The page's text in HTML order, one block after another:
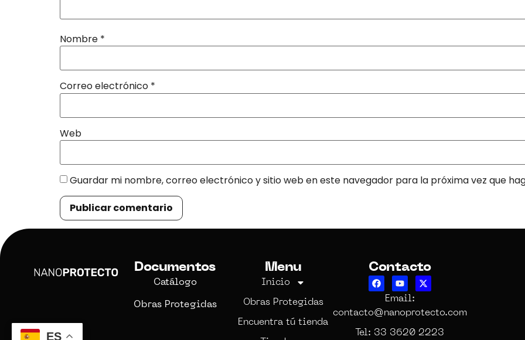
Nombre *
Correo electrónico *
Web
Guardar mi nombre, correo electrónico y sitio web en este navegador para la próxima vez que
Documentos
Catálogo
Obras Protegidas
Menu
Inicio
Obras Protegidas
Encuentra tú tienda
Contacto
Email:
contacto@nanoprotecto.com
Tel: 33 3620 2223
ES